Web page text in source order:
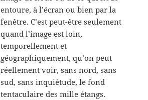
entoure, à l’écran ou bien par la
fenêtre. C’est peut-être seulement
quand l’image est loin,
temporellement et
géographiquement, qu’on peut
réellement voir, sans nord, sans
sud, sans inquiétude, le fond
tentaculaire des mille étangs.